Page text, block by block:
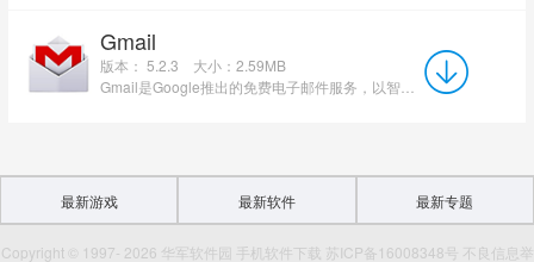
Gmail
版本： 5.2.3
大小：2.59MB
最新游戏 最新软件 最新专题
Copyright © 1997- 2026 华军软件园 手机软件下载 苏ICP备16008348号 不良信息举